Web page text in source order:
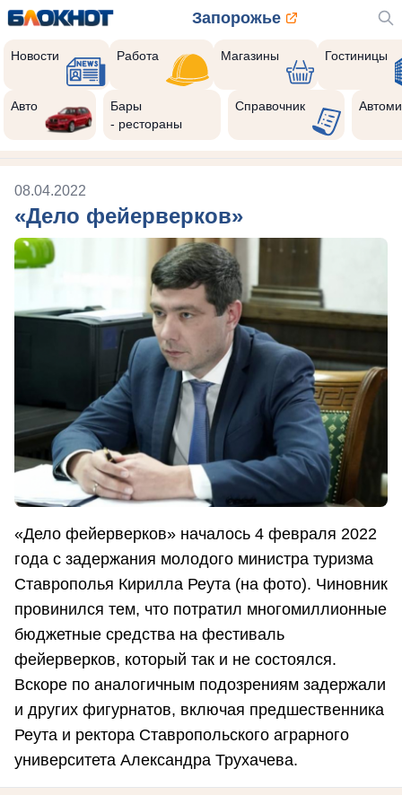
Запорожье
Новости Работа Магазины Гостиницы
Авто
Бары
- рестораны
Справочник
08.04.2022
«Дело фейерверков»
«Дело фейерверков» началось 4 февраля 2022
года с задержания молодого министра туризма
Ставрополья Кирилла Реута (на фото). Чиновник
провинился тем, что потратил многомиллионные
бюджетные средства на фестиваль
фейерверков, который так и не состоялся.
Вскоре по аналогичным подозрениям задержали
и других фигурнатов, включая предшественника
Реута и ректора Ставропольского аграрного
университета Александра Трухачева.